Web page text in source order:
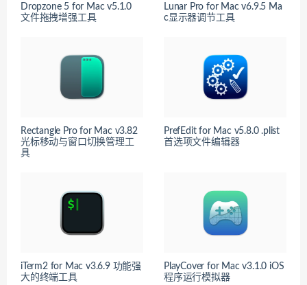
Dropzone 5 for Mac v5.1.0
文件拖拽增强工具
Lunar Pro for Mac v6.9.5 Ma
c显示器调节工具
Rectangle Pro for Mac v3.82
光标移动与窗口切换管理工
具
PrefEdit for Mac v5.8.0 .plist
首选项文件编辑器
iTerm2 for Mac v3.6.9 功能强
大的终端工具
PlayCover for Mac v3.1.0 iOS
程序运行模拟器